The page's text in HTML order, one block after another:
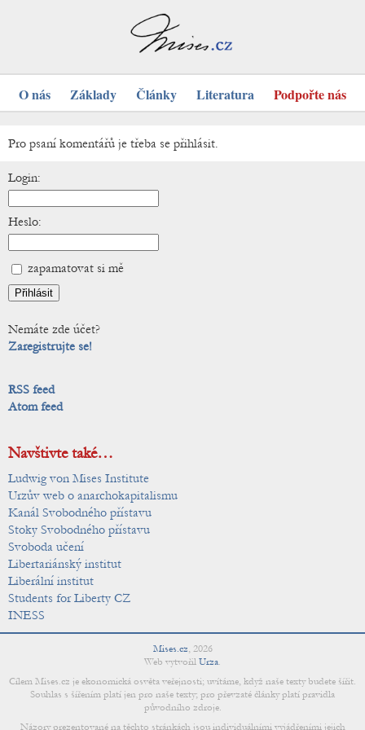
O nás Základy Články Literatura Podpořte nás
Pro psaní komentářů je třeba se přihlásit.
Login:
Heslo:
zapamatovat si mě
Nemáte zde účet?
Zaregistrujte se!
RSS feed
Atom feed
Navštivte také…
Ludwig von Mises Institute
Urzův web o anarchokapitalismu
Kanál Svobodného přístavu
Stoky Svobodného přístavu
Svoboda učení
Libertariánský institut
Liberální institut
Students for Liberty CZ
INESS
Mises.cz, 2026
Web vytvořil Urza.
Cílem Mises.cz je ekonomická osvěta veřejnosti; uvítáme, když naše texty budete šířit.
Souhlas s šířením platí jen pro naše texty; pro převzaté články platí pravidla
původního zdroje.
Názory prezentované na těchto stránkách jsou individuálními vyjádřeními jejich